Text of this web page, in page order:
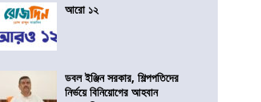
আরো ১২
ডবল ইঞ্জিন সরকার, শিল্পপতিদের
নির্ভয়ে বিনিয়োগের আহবান